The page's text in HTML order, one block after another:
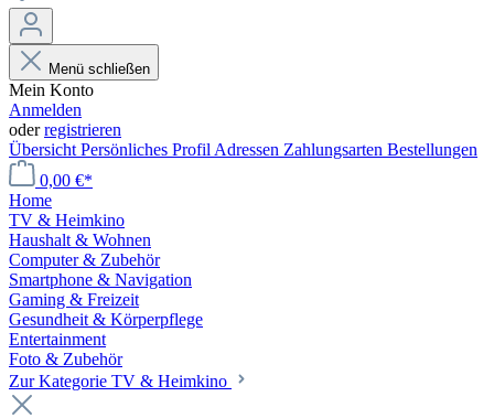
Menü schließen
Mein Konto
Anmelden
oderregistrieren
Übersicht Persönliches Profil Adressen Zahlungsarten Bestellungen
0,00 €*
Home
TV & Heimkino
Haushalt & Wohnen
Computer & Zubehör
Smartphone & Navigation
Gaming & Freizeit
Gesundheit & Körperpflege
Entertainment
Foto & Zubehör
Zur Kategorie TV & Heimkino